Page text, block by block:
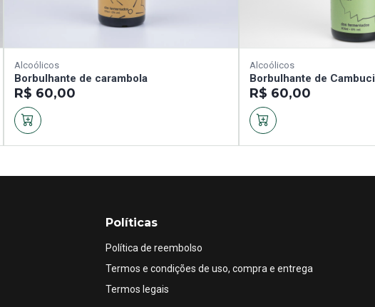
Alcoólicos
Borbulhante de carambola
R$ 60,00
Alcoólicos
Borbulhante de Cambuci
R$ 60,00
Políticas
Política de reembolso
Termos e condições de uso, compra e entrega
Termos legais